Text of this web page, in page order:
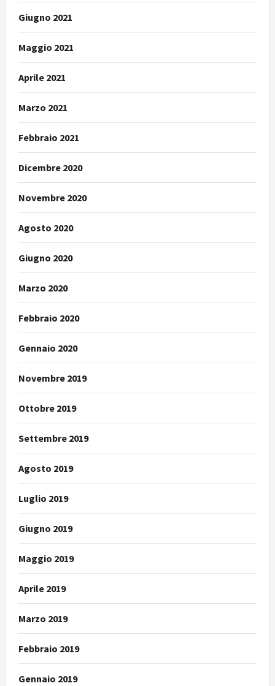
Giugno 2021
Maggio 2021
Aprile 2021
Marzo 2021
Febbraio 2021
Dicembre 2020
Novembre 2020
Agosto 2020
Giugno 2020
Marzo 2020
Febbraio 2020
Gennaio 2020
Novembre 2019
Ottobre 2019
Settembre 2019
Agosto 2019
Luglio 2019
Giugno 2019
Maggio 2019
Aprile 2019
Marzo 2019
Febbraio 2019
Gennaio 2019